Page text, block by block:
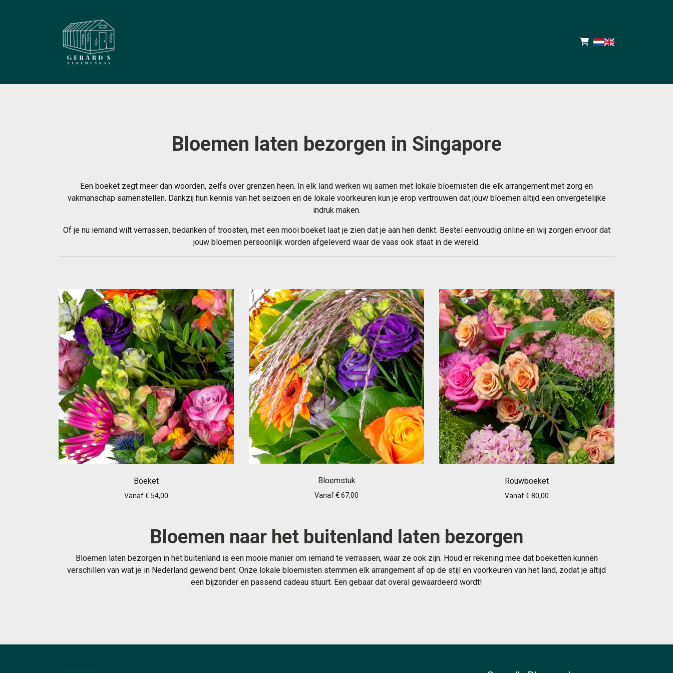
Bloemen laten bezorgen in Singapore
Een boeket zegt meer dan woorden, zelfs over grenzen heen. In elk land werken wij samen met lokale bloemisten die elk arrangement met zorg en
vakmanschap samenstellen. Dankzij hun kennis van het seizoen en de lokale voorkeuren kun je erop vertrouwen dat jouw bloemen altijd een onvergetelijke
indruk maken.
Of je nu iemand wilt verrassen, bedanken of troosten, met een mooi boeket laat je zien dat je aan hen denkt. Bestel eenvoudig online en wij zorgen ervoor dat
jouw bloemen persoonlijk worden afgeleverd waar de vaas ook staat in de wereld.
Boeket
Vanaf € 54,00
Bloemstuk
Vanaf € 67,00
Rouwboeket
Vanaf € 80,00
Bloemen naar het buitenland laten bezorgen
Bloemen laten bezorgen in het buitenland is een mooie manier om iemand te verrassen, waar ze ook zijn. Houd er rekening mee dat boeketten kunnen
verschillen van wat je in Nederland gewend bent. Onze lokale bloemisten stemmen elk arrangement af op de stijl en voorkeuren van het land, zodat je altijd
een bijzonder en passend cadeau stuurt. Een gebaar dat overal gewaardeerd wordt!